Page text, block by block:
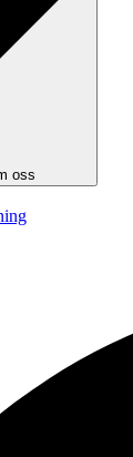
oss